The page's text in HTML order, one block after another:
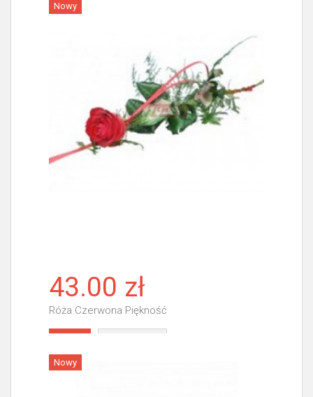
Nowy
43.00 zł
Róża Czerwona Piękność
Nowy